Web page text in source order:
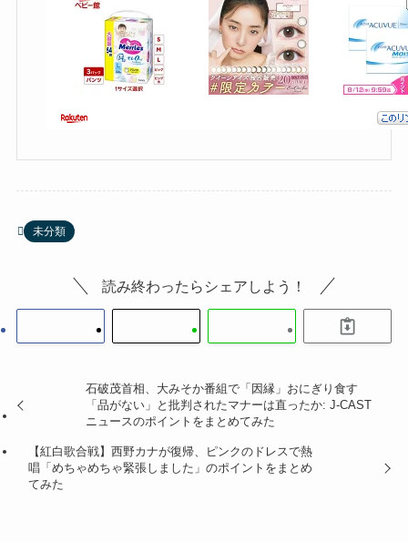
未分類
読み終わったらシェアしよう！
石破茂首相、大みそか番組で「因縁」おにぎり食す
「品がない」と批判されたマナーは直ったか: J-CAST
ニュースのポイントをまとめてみた
【紅白歌合戦】西野カナが復帰、ピンクのドレスで熱
唱「めちゃめちゃ緊張しました」のポイントをまとめ
てみた